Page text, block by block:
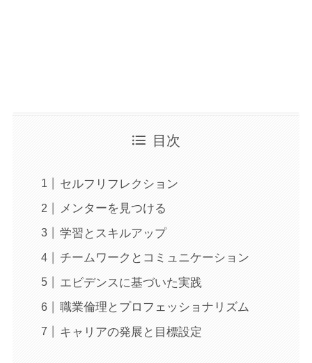
目次
セルフリフレクション
メンターを見つける
学習とスキルアップ
チームワークとコミュニケーション
エビデンスに基づいた実践
職業倫理とプロフェッショナリズム
キャリアの発展と目標設定